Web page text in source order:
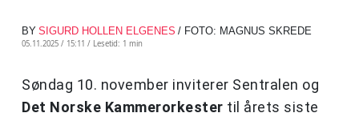
BY SIGURD HOLLEN ELGENES / FOTO: MAGNUS SKREDE
05.11.2025 / 15:11 / Lesetid: 1 min
Søndag 10. november inviterer Sentralen og
Det Norske Kammerorkester til årets siste